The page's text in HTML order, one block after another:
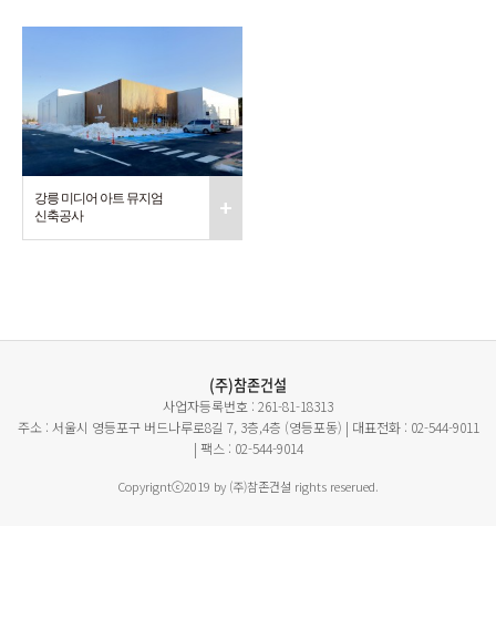
강릉 미디어 아트 뮤지엄
신축공사
+
(주)참존건설
사업자등록번호 : 261-81-18313
주소 : 서울시 영등포구 버드나루로8길 7, 3층,4층 (영등포동) | 대표전화 : 02-544-9011
| 팩스 : 02-544-9014
Copyrigntⓒ2019 by (주)참존건설 rights reserued.